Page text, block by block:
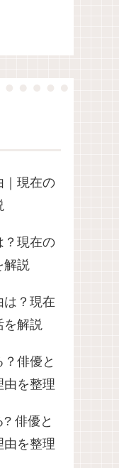
｜現在の
？現在の
解説
は？現在
を解説
俳優と
由を整理
俳優と
由を整理